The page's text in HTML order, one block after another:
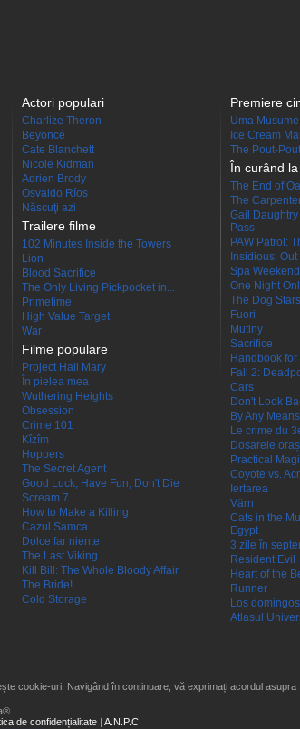
Actori populari
Charlize Theron
Beyoncé
Cate Blanchett
Nicole Kidman
Adrien Brody
Osvaldo Ríos
Născuţi azi
Trailere filme
102 Minutes Inside the Towers
Lion
Blood Sacrifice
The Only Living Pickpocket in...
Primetime
High Value Target
War
Filme populare
Project Hail Mary
În pielea mea
Wuthering Heights
Obsession
Crime 101
Kîzîm
Hoppers
The Secret Agent
Good Luck, Have Fun, Don't Die
Scream 7
How to Make a Killing
Cazul Samca
Dolce far niente
The Last Viking
Kill Bill: The Whole Bloody Affair
The Bride!
Cold Storage
Premiere
Uma
Ice Cream
The Pout-
În curând
The End of
The
Gail
Pass
PAW Patrol:
Insidious:
Spa Weekend
One Night
The Dog Stars
Fuori
Mutiny
Sacrifice
Handbook
Fall 2:
Cars
Don't Look
By Any Means
Le crime du
Dosarele
Practical
Coyote vs.
Iertarea
Värn
Cats in the
Egypt
3 zile în
Resident Evil
Heart of the
Runner
Los domingos
Atlasul
cookie-uri. Navigând în continuare, vă exprimați acordul asupra
de confidențialitate | A.N.P.C